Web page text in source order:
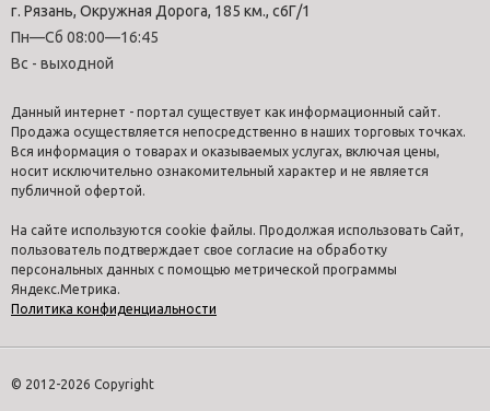
г. Рязань, Окружная Дорога, 185 км., с6Г/1
Пн—Сб 08:00—16:45
Вс - выходной
Данный интернет - портал существует как информационный сайт.
Продажа осуществляется непосредственно в наших торговых точках.
Вся информация о товарах и оказываемых услугах, включая цены,
носит исключительно ознакомительный характер и не является
публичной офертой.
На сайте используются cookie файлы. Продолжая использовать Сайт,
пользователь подтверждает свое согласие на обработку
персональных данных с помощью метрической программы
Яндекс.Метрика.
Политика конфиденциальности
© 2012-2026 Copyright